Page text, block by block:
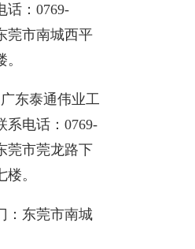
话：0769-
莞市南城西平
东泰通伟业工
系电话：0769-
莞市莞龙路下
。
：东莞市南城